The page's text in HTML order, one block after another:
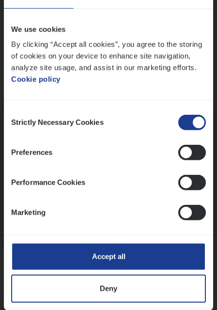
We use cookies
By clicking “Accept all cookies”, you agree to the storing
of cookies on your device to enhance site navigation,
analyze site usage, and assist in our marketing efforts.
Cookie policy
Selection
Strictly Necessary Cookies
Preferences
Performance Cookies
Marketing
Accept all
Deny